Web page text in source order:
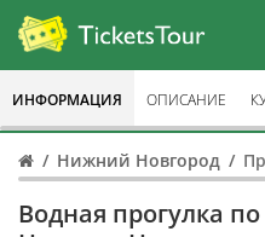
Нижний Новгород
Водная прогулка
ИНФОРМАЦИЯ ОПИСАНИЕ